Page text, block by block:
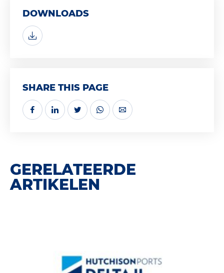
DOWNLOADS
SHARE THIS PAGE
GERELATEERDE
ARTIKELEN